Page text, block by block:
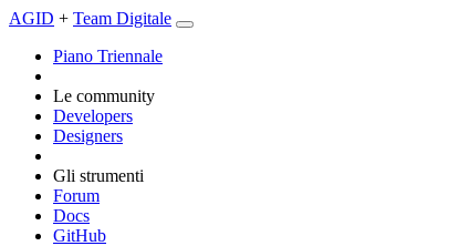
AGID + Team Digitale
Piano Triennale
Le community
Developers
Designers
Gli strumenti
Forum
Docs
GitHub